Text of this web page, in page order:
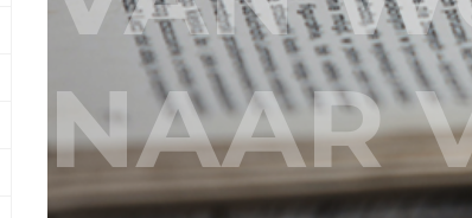
NAAR